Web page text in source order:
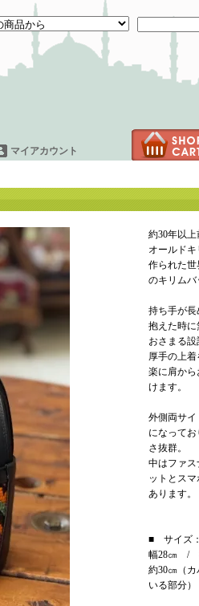
マイアカウント
約30年以
オールド
作られた世
のキリムバ
持ち手が
抱えた時に
おさまる
厚手の上着
楽に肩か
けます。
外側両サイ
になって
さ抜群。
中はファス
ットとス
あります。
■ サイズ
幅28㎝ /
約30㎝（
いる部分）